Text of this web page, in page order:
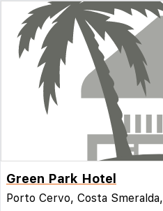
Green Park Hotel
Porto Cervo, Costa Smeralda,